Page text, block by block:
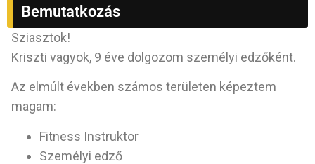
Bemutatkozás
Sziasztok!
Kriszti vagyok, 9 éve dolgozom személyi edzőként.
Az elmúlt években számos területen képeztem
magam:
Fitness Instruktor
Személyi edző